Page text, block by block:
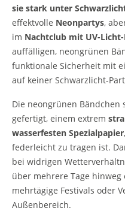
sie stark unter
effektvolle Neonpartys,
im Nachtclub mit UV-
auffälligen, neongrünen
funktionale Sicherheit mit
auf keiner Schwarzlicht-
Die neongrünen Bändchen
gefertigt, einem extrem
wasserfesten Spezialpapier
federleicht zu tragen ist.
bei widrigen
über mehrere Tage
mehrtägige Festivals oder
Außenbereich.